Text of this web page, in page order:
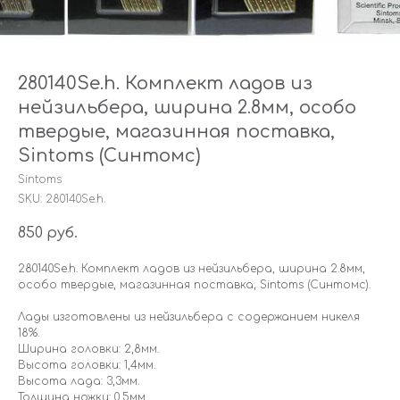
280140Se.h. Комплект ладов из
нейзильбера, ширина 2.8мм, особо
твердые, магазинная поставка,
Sintoms (Синтомс)
Sintoms
SKU: 280140Se.h.
850 руб.
280140Se.h. Комплект ладов из нейзильбера, ширина 2.8мм,
особо твердые, магазинная поставка, Sintoms (Синтомс).
Лады изготовлены из нейзильбера с содержанием никеля
18%.
Ширина головки: 2,8мм.
Высота головки: 1,4мм.
Высота лада: 3,3мм.
Толщина ножки: 0,5мм.